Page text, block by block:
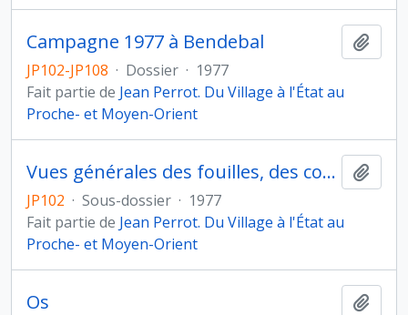
Campagne 1977 à Bendebal
JP102-JP108 · Dossier · 1977
Fait partie de Jean Perrot. Du Village à l'État au
Proche- et Moyen-Orient
Vues générales des fouilles, des coupes stratigraphiques de l'habitats, des sols, des puits, des murs, des tombes et des fosses
JP102 · Sous-dossier · 1977
Fait partie de Jean Perrot. Du Village à l'État au
Proche- et Moyen-Orient
Os